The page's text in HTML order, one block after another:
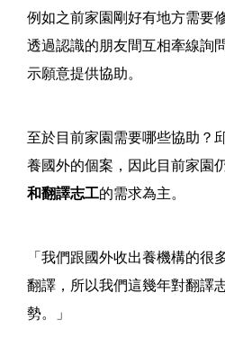
例如之前家園剛好有地方需要
透過認識的朋友間互相牽線詢
示願意提供協助。
至於目前家園需要哪些協助？
養國外的個案，因此目前家園
和翻譯志工的需求為主。
「我們跟國外收出養機構的很
翻譯，所以我們這幾年對翻譯
勢。」